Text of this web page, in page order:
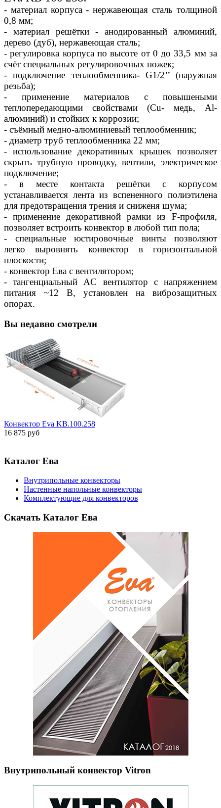
- материал корпуса - нержавеющая сталь толщиной
0,8 мм;
- материал решётки - анодированный алюминий,
дерево (дуб), нержавеющая сталь;
- регулировка корпуса по высоте от 0 до 33,5 мм за
счёт специальных регулировочных ножек;
- подключение теплообменника- G1/2’’ (наружная
резьба);
- применение материалов с повышеными
теплопередающими свойствами (Сu- медь, Al-
алюминий) и стойких к коррозии;
- съёмный медно-алюминиевый теплообменник;
- диаметр труб теплообменника 22 мм;
- использование декоративных крышек позволяет
скрыть трубную проводку, вентили, электрическое
подключение;
- в месте контакта решётки с корпусом
устанавливается лента из вспененного полиэтилена
для предотвращения трения и сниженя шума;
- применение декоративной рамки из F-профиля,
позволяет встроить конвектор в любой тип пола;
- специальные юстировочные винты позволяют
легко выровнять конвектор в горизонтальной
плоскости;
- конвектор Ева с вентилятором;
- тангенциальный AC вентилятор c напряжением
питания ~12 В, установлен на виброзащитных
опорах.
Вы недавно смотрели
Конвектор Eva KB.100.258
16 875 руб
Каталог Ева
Внутрипольные конвекторы
Настенные напольные конвекторы
Комплектующие для конвекторов
Скачать Каталог Ева
Внутрипольный конвектор Vitron